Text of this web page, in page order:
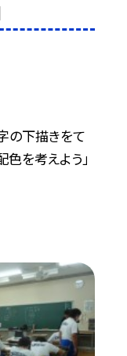
の下描きをて
を考えよう」